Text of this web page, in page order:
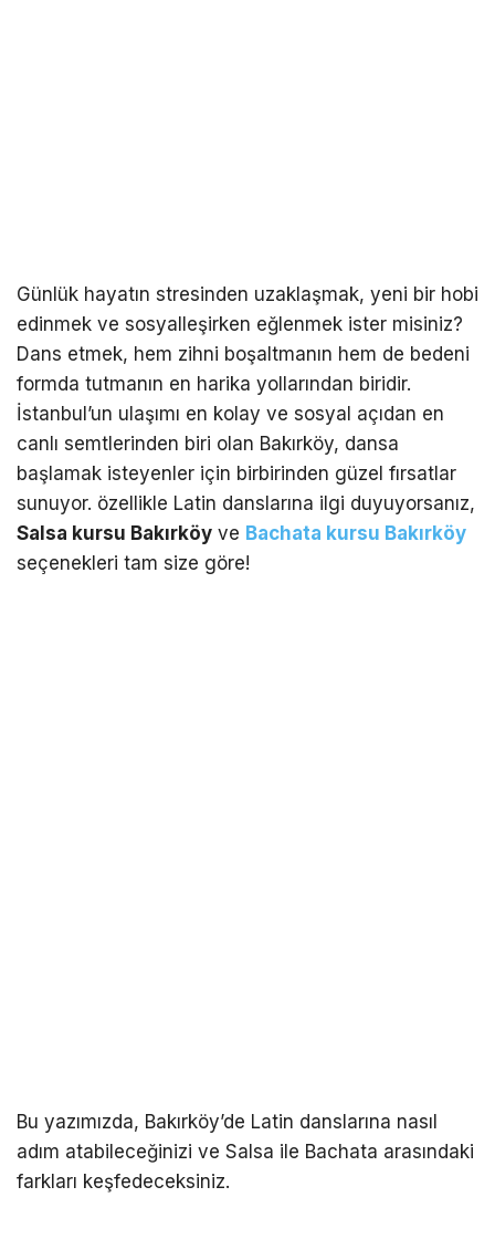
Günlük hayatın stresinden uzaklaşmak, yeni bir hobi
edinmek ve sosyalleşirken eğlenmek ister misiniz?
Dans etmek, hem zihni boşaltmanın hem de bedeni
formda tutmanın en harika yollarından biridir.
İstanbul’un ulaşımı en kolay ve sosyal açıdan en
canlı semtlerinden biri olan Bakırköy, dansa
başlamak isteyenler için birbirinden güzel fırsatlar
sunuyor. özellikle Latin danslarına ilgi duyuyorsanız,
Salsa kursu Bakırköy ve Bachata kursu Bakırköy
seçenekleri tam size göre!
Bu yazımızda, Bakırköy’de Latin danslarına nasıl
adım atabileceğinizi ve Salsa ile Bachata arasındaki
farkları keşfedeceksiniz.